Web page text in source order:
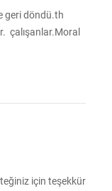
geri döndü.th
çalışanlar.Moral
için teşekkür